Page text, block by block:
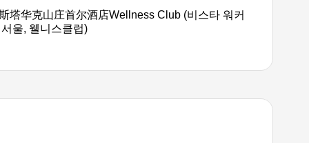
塔华克山庄首尔酒店Wellness Club (비스타 워커
울, 웰니스클럽)